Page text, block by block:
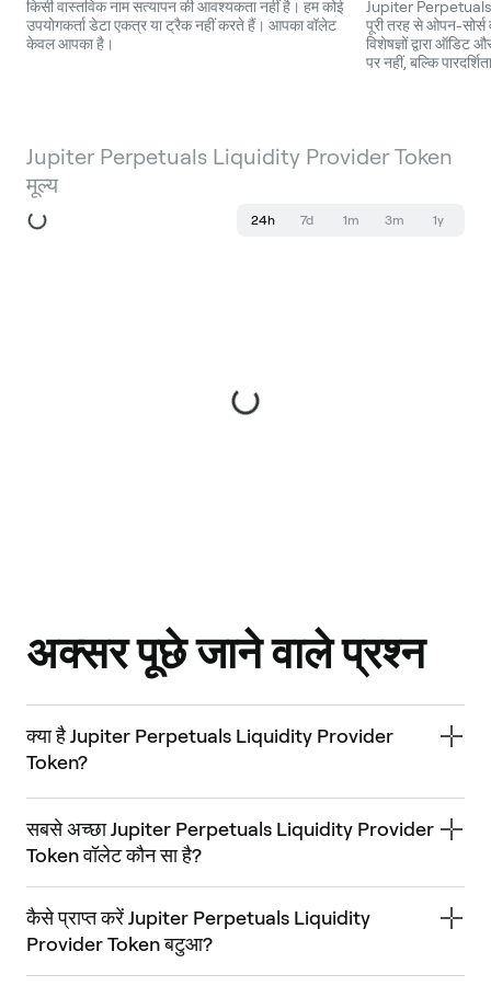
किसी वास्तविक नाम सत्यापन की आवश्यकता नहीं है। हम कोई
उपयोगकर्ता डेटा एकत्र या ट्रैक नहीं करते हैं। आपका वॉलेट
केवल आपका है।
Jupiter
पूरी तरह से ओपन-सोर्स
विशेषज्ञों द्वारा ऑडिट
पर नहीं, बल्कि
Jupiter Perpetuals Liquidity Provider Token
मूल्य
24h 7d 1m 3m 1y
अक्सर पूछे जाने वाले प्रश्न
क्या है Jupiter Perpetuals Liquidity Provider
Token?
सबसे अच्छा Jupiter Perpetuals Liquidity Provider
Token वॉलेट कौन सा है?
कैसे प्राप्त करें Jupiter Perpetuals Liquidity
Provider Token बटुआ?